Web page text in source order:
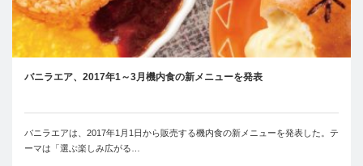
バニラエア、2017年1～3月機内食の新メニューを発表
バニラエアは、2017年1月1日から販売する機内食の新メニューを発表した。テ
ーマは「選ぶ楽しみ広がる…